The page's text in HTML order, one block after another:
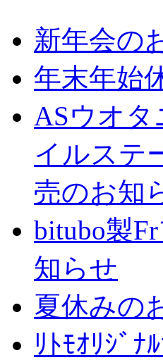
新年会の
年末年始
ASウオタ
イルステ
売のお知
bitubo製
知らせ
夏休みの
ﾘﾄﾓｵﾘｼﾞﾅ